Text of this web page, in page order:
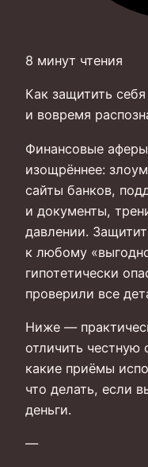
8 минут чтения
Как защитить
и вовремя
Финансовые аферы
изощрённее:
сайты банков,
и документы,
давлении.
к любому
гипотетически
проверили все
Ниже —
отличить честную
какие приёмы
что делать, если
деньги.
—